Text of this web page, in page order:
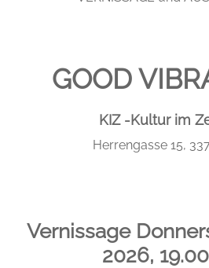
GOOD
KIZ -Kultur im
Herrengasse 15,
Vernissage
2026,